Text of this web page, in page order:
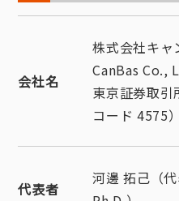
会社名
株式会社キャ
CanBas Co.,
東京証券取引
コード 4575）
代表者
河邊 拓己（